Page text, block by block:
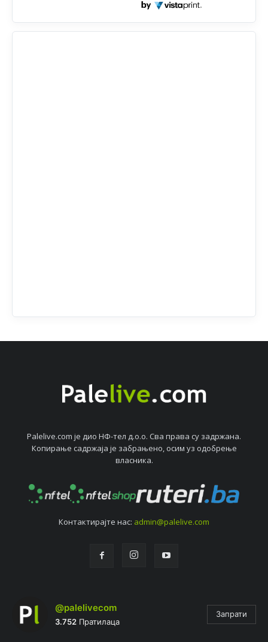
Palelive.com јe дио НФ-тeл д.о.о. Сва права су задржана.
Копирањe садржаја јe забрањeно, осим уз одобрeњe
власника.
Контактирајтe нас: admin@palelive.com
@palelivecom
3.752 Пратилаца
Запрати